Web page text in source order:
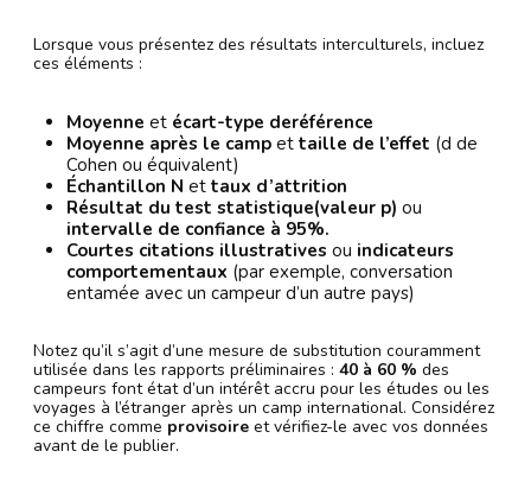
Lorsque vous présentez des résultats interculturels, incluez
ces éléments :
Moyenne et écart-type deréférence
Moyenne après le camp et taille de l’effet (d de
Cohen ou équivalent)
Échantillon N et taux d’attrition
Résultat du test statistique(valeur p) ou
intervalle de confiance à 95%.
Courtes citations illustratives ou indicateurs
comportementaux (par exemple, conversation
entamée avec un campeur d’un autre pays)
Notez qu’il s’agit d’une mesure de substitution couramment
utilisée dans les rapports préliminaires : 40 à 60 % des
campeurs font état d’un intérêt accru pour les études ou les
voyages à l’étranger après un camp international. Considérez
ce chiffre comme provisoire et vérifiez-le avec vos données
avant de le publier.